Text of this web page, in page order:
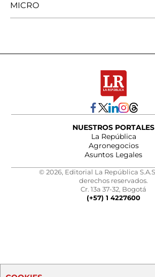
MICRO
NUESTROS PORTALES
La República
Agronegocios
Asuntos Legales
© 2026, Editorial La República
derechos reservados.
Cr. 13a 37-32, Bogotá
(+57) 1 4227600